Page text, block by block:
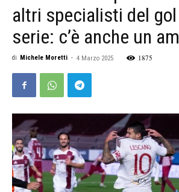
altri specialisti del
serie: c’è anche un
di Michele Moretti - 4 Marzo 2025 1875